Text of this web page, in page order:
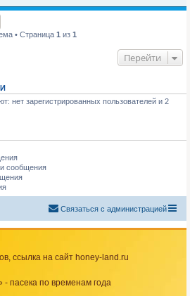
• Страница 1 из 1
Перейти
нет зарегистрированных пользователей и 2
сообщения
Связаться с администрацией
ссылка на сайт honey-land.ru
пасека по временам года